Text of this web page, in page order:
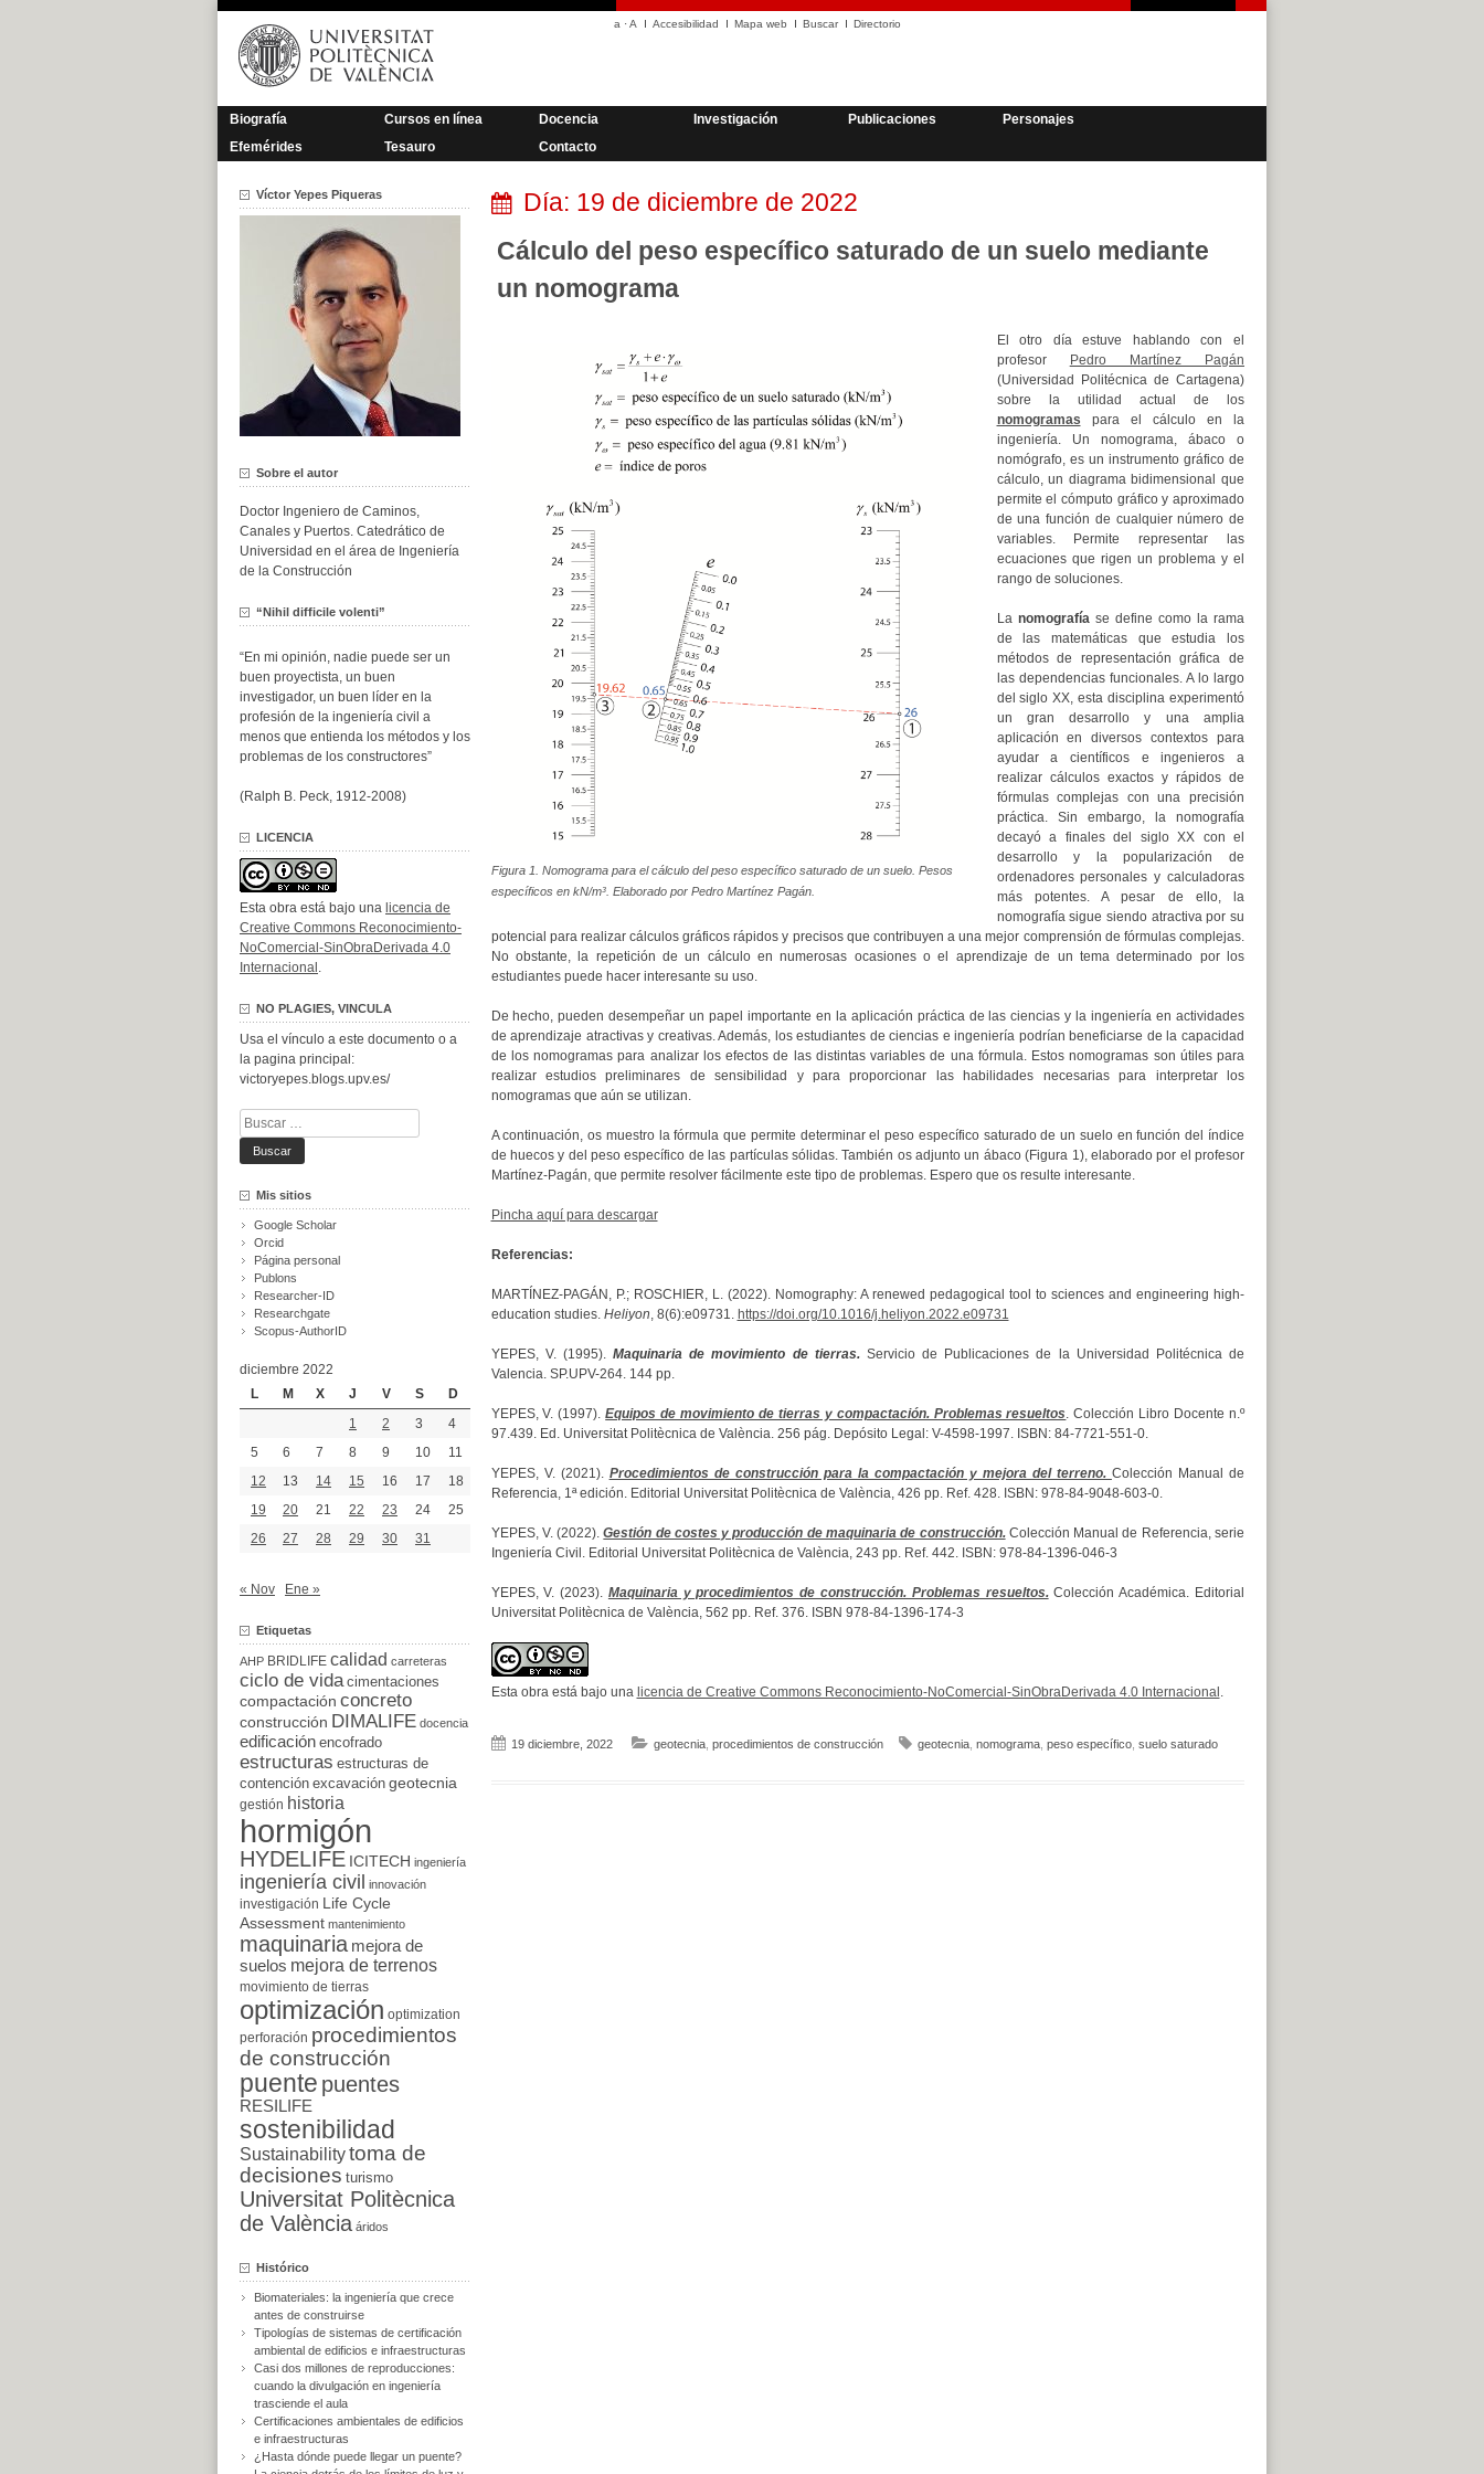
Saltar
contenido
a ·A Accesibilidad Mapa web Buscar Directorio
Biografía Cursos en línea Docencia Investigación Publicaciones
Personajes
Efemérides
Tesauro Contacto
Día: 19 de diciembre de 2022
Cálculo del peso específico saturado de un suelo mediante
un nomograma
Figura 1. Nomograma para el cálculo del peso específico saturado de un suelo. Pesos
específicos en kN/m³. Elaborado por Pedro Martínez Pagán.
El otro día estuve hablando con el
profesor
Pedro Martínez Pagán
(Universidad Politécnica de Cartagena)
sobre la utilidad actual de los
nomogramas para el cálculo en la
ingeniería. Un nomograma, ábaco o
nomógrafo, es un instrumento gráfico de
cálculo, un diagrama bidimensional que
permite el cómputo gráfico y aproximado
de una función de cualquier número de
variables. Permite representar las
ecuaciones que rigen un problema y el
rango de soluciones.
La nomografíase define como la rama
de las matemáticas que estudia los
métodos de representación gráfica de
las dependencias funcionales. A lo largo
del siglo XX, esta disciplina experimentó
un gran desarrollo y una amplia
aplicación en diversos contextos para
ayudar a científicos e ingenieros a
realizar cálculos exactos y rápidos de
fórmulas complejas con una precisión
práctica. Sin embargo, la nomografía
decayó a finales del siglo XX con el
desarrollo y la popularización de
ordenadores personales y calculadoras
más potentes. A pesar de ello, la
nomografía sigue siendo atractiva por su
potencial para realizar cálculos gráficos rápidos y precisos que contribuyen a una mejor comprensión de fórmulas complejas.
No obstante, la repetición de un cálculo en numerosas ocasiones o el aprendizaje de un tema determinado por los
estudiantes puede hacer interesante su uso.
De hecho, pueden desempeñar un papel importante en la aplicación práctica de las ciencias y la ingeniería en actividades
de aprendizaje atractivas y creativas. Además, los estudiantes de ciencias e ingeniería podrían beneficiarse de la capacidad
de los nomogramas para analizar los efectos de las distintas variables de una fórmula. Estos nomogramas son útiles para
realizar estudios preliminares de sensibilidad y para proporcionar las habilidades necesarias para interpretar los
nomogramas que aún se utilizan.
A continuación, os muestro la fórmula que permite determinar el peso específico saturado de un suelo en función del índice
de huecos y del peso específico de las partículas sólidas. También os adjunto un ábaco (Figura 1), elaborado por el profesor
Martínez-Pagán, que permite resolver fácilmente este tipo de problemas. Espero que os resulte interesante.
Pincha aquí para descargar
Referencias:
MARTÍNEZ-PAGÁN, P.; ROSCHIER, L. (2022). Nomography: A renewed pedagogical tool to sciences and engineering high-
education studies. Heliyon, 8(6):e09731. https://doi.org/10.1016/j.heliyon.2022.e09731
YEPES, V. (1995). Maquinaria de movimiento de tierras.Servicio de Publicaciones de la Universidad Politécnica de
Valencia. SP.UPV-264. 144 pp.
YEPES, V. (1997).Equipos de movimiento de tierras y compactación. Problemas resueltos. Colección Libro Docente n.º
97.439. Ed. Universitat Politècnica de València. 256 pág. Depósito Legal: V-4598-1997. ISBN: 84-7721-551-0.
YEPES, V. (2021). Procedimientos de construcción para la compactación y mejora del terreno. Colección Manual de
Referencia, 1ª edición. Editorial Universitat Politècnica de València, 426 pp. Ref. 428. ISBN: 978-84-9048-603-0.
YEPES, V. (2022).Gestión de costes y producción de maquinaria de construcción.Colección Manual de Referencia, serie
Ingeniería Civil. Editorial Universitat Politècnica de València, 243 pp. Ref. 442. ISBN: 978-84-1396-046-3
YEPES, V. (2023). Maquinaria y procedimientos de construcción. Problemas resueltos.Colección Académica. Editorial
Universitat Politècnica de València, 562 pp. Ref. 376. ISBN 978-84-1396-174-3
Esta obra está bajo una licencia de Creative Commons Reconocimiento-NoComercial-SinObraDerivada 4.0 Internacional .
19 diciembre, 2022 geotecnia, procedimientos de construcción geotecnia, nomograma, peso específico, suelo saturado
Víctor Yepes Piqueras
Sobre el autor
Doctor Ingeniero de Caminos,
Canales y Puertos. Catedrático de
Universidad en el área de Ingeniería
de la Construcción
“Nihil difficile volenti”
“En mi opinión, nadie puede ser un
buen proyectista, un buen
investigador, un buen líder en la
profesión de la ingeniería civil a
menos que entienda los métodos y los
problemas de los constructores”
(Ralph B. Peck, 1912-2008)
LICENCIA
Esta obra está bajo una licencia de
Creative Commons Reconocimiento-
NoComercial-SinObraDerivada 4.0
Internacional .
NO PLAGIES, VINCULA
Usa el vínculo a este documento o a
la pagina principal:
victoryepes.blogs.upv.es/
Buscar:
Mis sitios
Google Scholar
Orcid
Página personal
Publons
Researcher-ID
Researchgate
Scopus-AuthorID
diciembre 2022
L
M X J V S
D
1
2 3
4
5
6 7 8 9 10
11
12
13 14 15 16 17
18
19
20 21 22 23 24
25
26
27 28 29 30 31
« Nov Ene »
Etiquetas
AHP BRIDLIFE calidad carreteras
ciclo de vida cimentaciones
compactación concreto
construcción DIMALIFE docencia
edificación encofrado
estructuras estructuras de
contención excavación geotecnia
gestión historia
hormigón
HYDELIFE ICITECH ingeniería
ingeniería civil innovación
investigación
Life Cycle
Assessment mantenimiento
maquinaria mejora de
suelos mejora de terrenos
movimiento de tierras
optimización optimization
perforación procedimientos
de construcción
puente puentes
RESILIFE
sostenibilidad
Sustainabilitytoma de
decisiones turismo
Universitat Politècnica
de València áridos
Histórico
Biomateriales: la ingeniería que crece
antes de construirse
Tipologías de sistemas de certificación
ambiental de edificios e infraestructuras
Casi dos millones de reproducciones:
cuando la divulgación en ingeniería
trasciende el aula
Certificaciones ambientales de edificios
e infraestructuras
¿Hasta dónde puede llegar un puente?